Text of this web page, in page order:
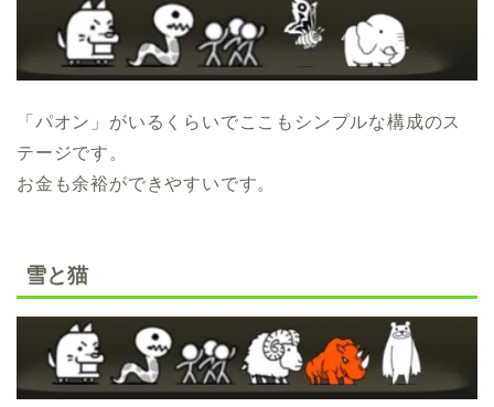
「パオン」がいるくらいでここもシンプルな構成のス
テージです。
お金も余裕ができやすいです。
雪と猫